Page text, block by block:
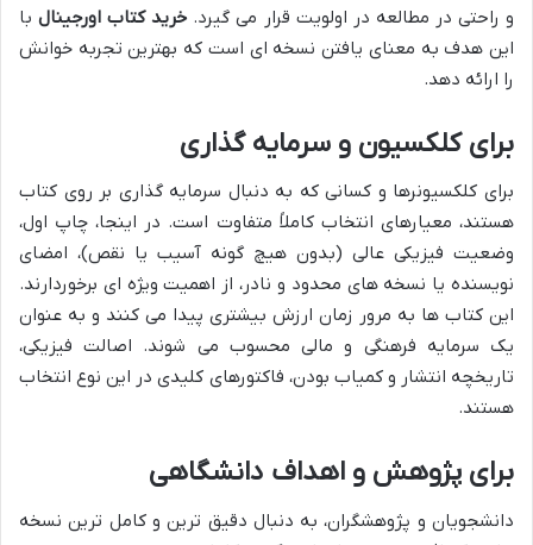
و راحتی در مطالعه در اولویت قرار می گیرد. خرید کتاب اورجینالبا
این هدف به معنای یافتن نسخه ای است که بهترین تجربه خوانش
را ارائه دهد.
برای کلکسیون و سرمایه گذاری
برای کلکسیونرها و کسانی که به دنبال سرمایه گذاری بر روی کتاب
هستند، معیارهای انتخاب کاملاً متفاوت است. در اینجا، چاپ اول،
وضعیت فیزیکی عالی (بدون هیچ گونه آسیب یا نقص)، امضای
نویسنده یا نسخه های محدود و نادر، از اهمیت ویژه ای برخوردارند.
این کتاب ها به مرور زمان ارزش بیشتری پیدا می کنند و به عنوان
یک سرمایه فرهنگی و مالی محسوب می شوند. اصالت فیزیکی،
تاریخچه انتشار و کمیاب بودن، فاکتورهای کلیدی در این نوع انتخاب
هستند.
برای پژوهش و اهداف دانشگاهی
دانشجویان و پژوهشگران، به دنبال دقیق ترین و کامل ترین نسخه